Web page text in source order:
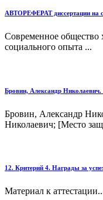
АВТОРЕФЕРАТ диссертации на
Современное общество
социального опыта ...
Бровин, Александр Николаевич.
Бровин, Александр
Николаевич; [Место
12. Критерий 4. Награды за
Материал к